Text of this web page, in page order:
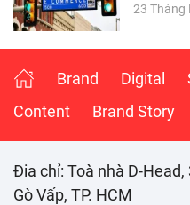
23 Tháng
Brand Digital
Content
Brand Story
Đia chỉ: Toà nhà D-Head,
Gò Vấp, TP. HCM